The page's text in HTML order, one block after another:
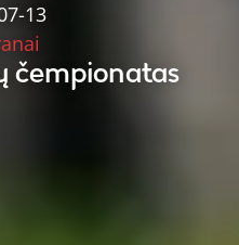
13
čempionatas